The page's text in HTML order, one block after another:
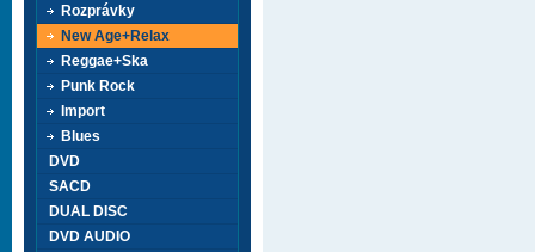
Rozprávky
New Age+Relax
Reggae+Ska
Punk Rock
Import
Blues
DVD
SACD
DUAL DISC
DVD AUDIO